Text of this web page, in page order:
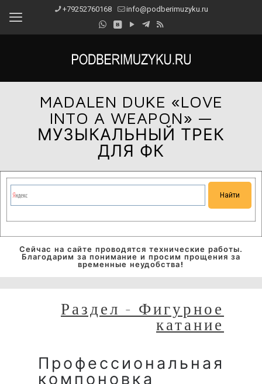
+79252760168 info@podberimuzyku.ru
MADALEN DUKE «LOVE
INTO A WEAPON» —
МУЗЫКАЛЬНЫЙ ТРЕК
ДЛЯ ФК
Сейчас на сайте проводятся технические работы.
Благодарим за понимание и просим прощения за
временные неудобства!
Раздел - Фигурное
катание
Профессиональная
компоновка